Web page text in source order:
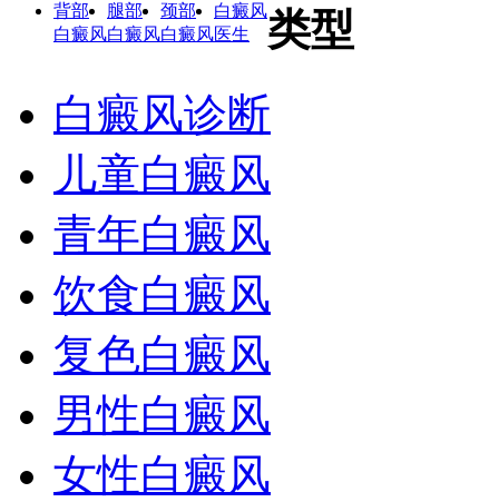
背部
白癜风
腿部
白癜风
颈部
白癜风
白癜风
医生
类型
白癜风诊断
儿童白癜风
青年白癜风
饮食白癜风
复色白癜风
男性白癜风
女性白癜风